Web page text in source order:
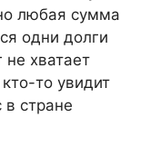
любая сумма
одни долги
не хватает
то увидит
в стране